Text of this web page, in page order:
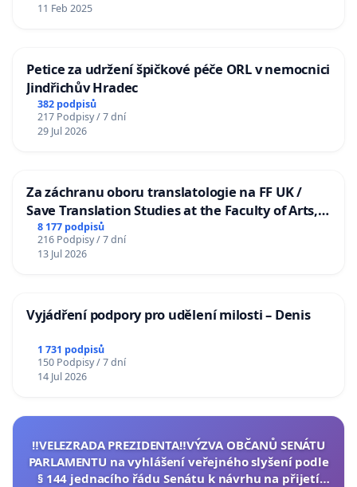
11 Feb 2025
Petice za udržení špičkové péče ORL v nemocnici
Jindřichův Hradec
382 podpisů
217 Podpisy / 7 dní
29 Jul 2026
Za záchranu oboru translatologie na FF UK /
Save Translation Studies at the Faculty of Arts,
Charles University
8 177 podpisů
216 Podpisy / 7 dní
13 Jul 2026
Vyjádření podpory pro udělení milosti – Denis
1 731 podpisů
150 Podpisy / 7 dní
14 Jul 2026
‼️VELEZRADA PREZIDENTA‼️VÝZVA OBČANŮ SENÁTU
PARLAMENTU na vyhlášení veřejného slyšení podle
§ 144 jednacího řádu Senátu k návrhu na přijetí